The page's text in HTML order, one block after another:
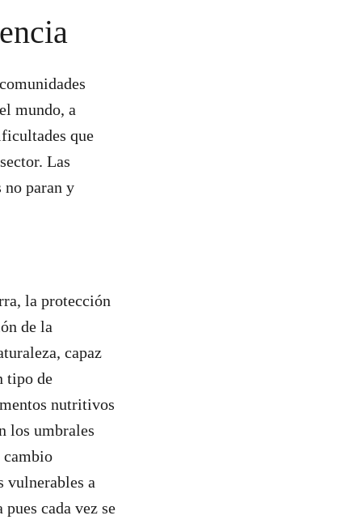
mundo, a
que
Las
no paran y
la protección
de la
capaz
tipo de
nutritivos
los umbrales
cambio
vulnerables a
cada vez se